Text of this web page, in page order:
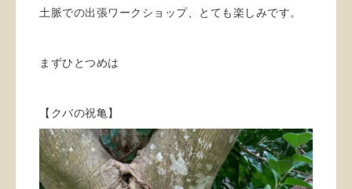
土脈での出張ワークショップ、とても楽しみです。
まずひとつめは
【クバの祝亀】